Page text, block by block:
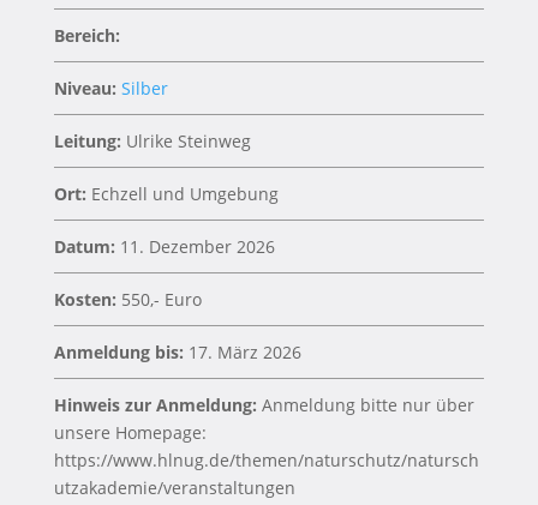
Bereich:
Niveau: Silber
Leitung: Ulrike Steinweg
Ort: Echzell und Umgebung
Datum: 11. Dezember 2026
Kosten: 550,- Euro
Anmeldung bis: 17. März 2026
Hinweis zur Anmeldung: Anmeldung bitte nur über
unsere Homepage:
https://www.hlnug.de/themen/naturschutz/natursch
utzakademie/veranstaltungen